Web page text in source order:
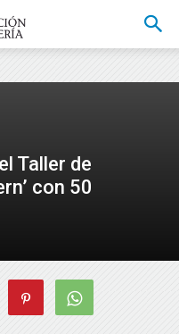
Taller de
con 50